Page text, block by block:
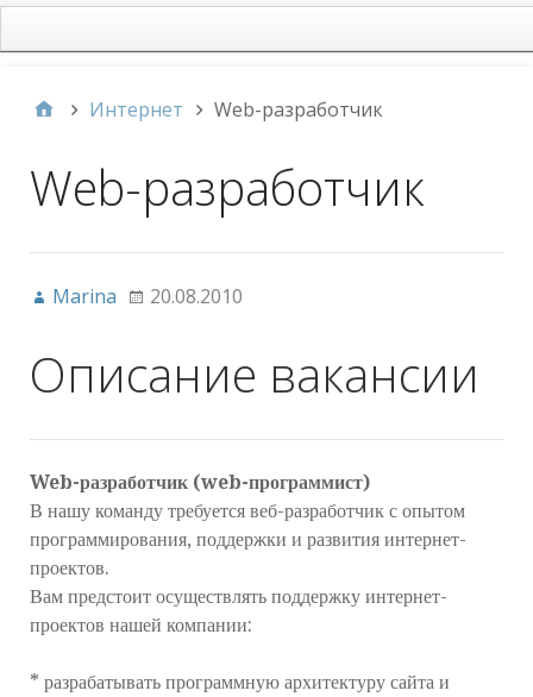
Интернет Web-разработчик
Web-разработчик
Marina 20.08.2010
Описание вакансии
Web-разработчик (web-программист)
В нашу команду требуется веб-разработчик с опытом
программирования, поддержки и развития интернет-
проектов.
Вам предстоит осуществлять поддержку интернет-
проектов нашей компании:
* разрабатывать программную архитектуру сайта и